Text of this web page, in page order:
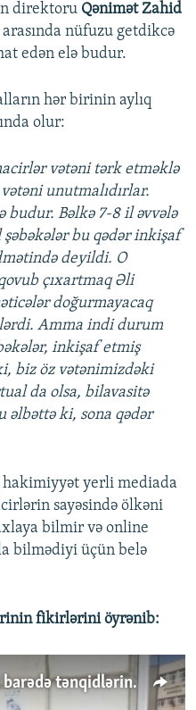
direktoru Qənimət Zahid
nüfuzu getdikcə
edən elə budur.
hər birinin aylıq
olur:
vətəni tərk etməklə
unutmalıdırlar.
budur. Bəlkə 7-8 il əvvələ
bu qədər inkişaf
deyildi. O
çıxartmaq Əli
doğurmayacaq
Amma indi durum
inkişaf etmiş
biz öz vətənimizdəki
da olsa, bilavasitə
əlbəttə ki, sona qədər
yerli mediada
sayəsində ölkəni
bilmir və online
bilmədiyi üçün belə
fikirlərini öyrənib:
Mühacirlərin hakimiyyət barədə tənqidlərini necə qiymətləndirirsiz?